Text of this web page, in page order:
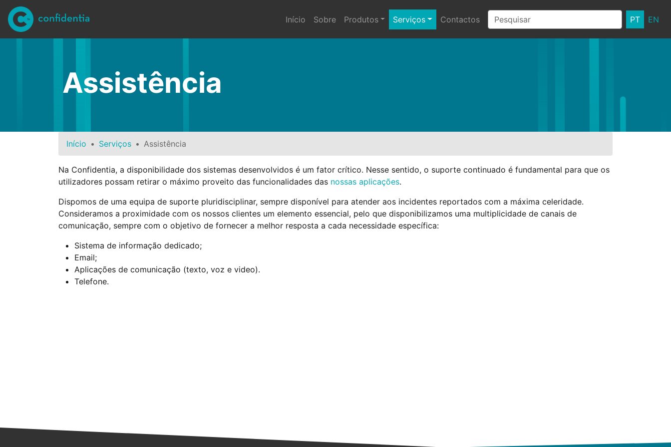
Ir para conteúdo principal
Início
Sobre Produtos Serviços Contactos PT EN
Assistência
Início Serviços Assistência
Na Confidentia, a disponibilidade dos sistemas desenvolvidos é um fator crítico. Nesse sentido, o suporte continuado é fundamental para que os
utilizadores possam retirar o máximo proveito das funcionalidades das nossas aplicações.
Dispomos de uma equipa de suporte pluridisciplinar, sempre disponível para atender aos incidentes reportados com a máxima celeridade.
Consideramos a proximidade com os nossos clientes um elemento essencial, pelo que disponibilizamos uma multiplicidade de canais de
comunicação, sempre com o objetivo de fornecer a melhor resposta a cada necessidade específica:
Sistema de informação dedicado;
Email;
Aplicações de comunicação (texto, voz e video).
Telefone.